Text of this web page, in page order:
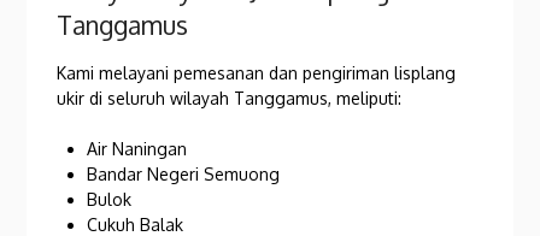
Tanggamus
Kami melayani pemesanan dan pengiriman lisplang
ukir di seluruh wilayah Tanggamus, meliputi:
Air Naningan
Bandar Negeri Semuong
Bulok
Cukuh Balak